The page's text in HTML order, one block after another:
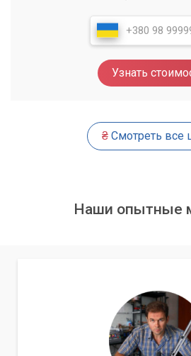
Узнать
₴Смотреть все
Наши опытные